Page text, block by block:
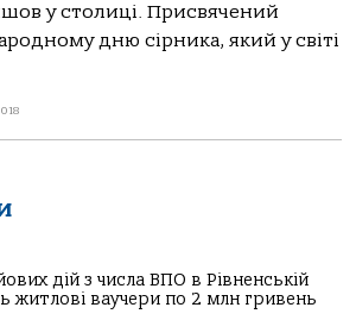
у столиці. Присвячений
дню сірника, який у світі
дій з числа ВПО в Рівненській
житлові ваучери по 2 млн гривень